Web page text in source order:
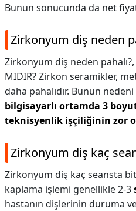
Bunun sonucunda da net
Zirkonyum diş neden
Zirkonyum diş neden pahalı?,
MIDIR? Zirkon seramikler,
daha pahalıdır. Bunun nedeni
bilgisayarlı ortamda 3
teknisyenlik işçiliğinin zor
Zirkonyum diş kaç
Zirkonyum diş kaç seansta
kaplama işlemi genellikle 2-3
hastanın dişlerinin duruma